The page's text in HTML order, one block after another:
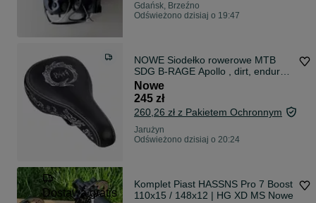
Gdańsk, Brzeźno
Odświeżono dzisiaj o 19:47
NOWE Siodełko rowerowe MTB
SDG B-RAGE Apollo , dirt, enduro,
freeride
Nowe
245 zł
260,26 zł z Pakietem Ochronnym
Jarużyn
Odświeżono dzisiaj o 20:24
Dostawa gratis
Komplet Piast HASSNS Pro 7 Boost
110x15 / 148x12 | HG XD MS Nowe